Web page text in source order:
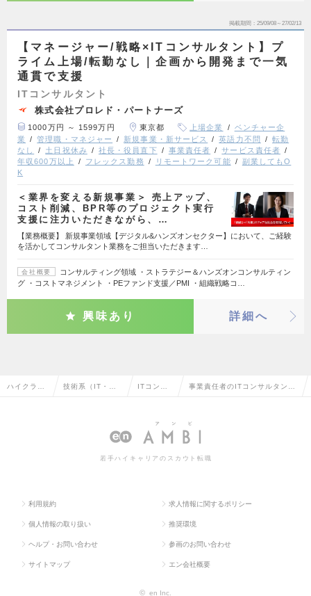
掲載期間 25/09/08～27/02/13
【マネージャー/戦略×ITコンサルタント】プ
ライム上場/転勤なし｜企画から開発まで一気
通貫で支援
ITコンサルタント
株式会社プロレド・パートナーズ
1000万円 ～ 1599万円 東京都 上場企業
ベンチャー企
業
管理職・マネジャー 新規事業・新サービス 英語力不問
転勤
なし
土日祝休み 社長・役員直下 事業責任者
サービス責任者
年収600万以上
フレックス勤務 リモートワーク可能
副業してもO
K
＜業界を変える新規事業＞ 売上アップ、
コスト削減、BPR等のプロジェクト実行
支援に注力いただきながら、…
【業務概要】 新規事業領域【デジタル&ハンズオンセクター】において、ご経験
を活かしてコンサルタント業務をご担当いただきます…
会社概要
コンサルティング領域 ・ストラテジー＆ハンズオンコンサルティン
グ ・コストマネジメント ・PEファンド支援／PMI ・組織戦略コ…
興味あり 詳細へ
ハイクラス 技術系（IT・We ITコンサ 事業責任者のITコンサルタント
若手ハイキャリアのスカウト転職
利用規約 求人情報に関するポリシー
個人情報の取り扱い 推奨環境
ヘルプ・お問い合わせ 参画のお問い合わせ
サイトマップ エン会社概要
© en Inc.